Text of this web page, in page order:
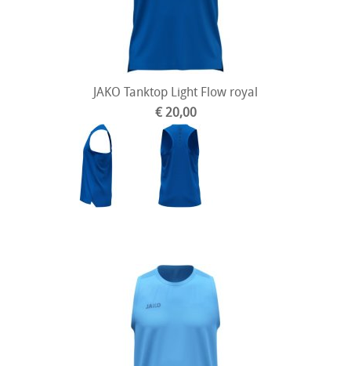
JAKO Tanktop Light Flow royal
€ 20,00